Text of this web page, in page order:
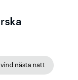
vind nästa natt